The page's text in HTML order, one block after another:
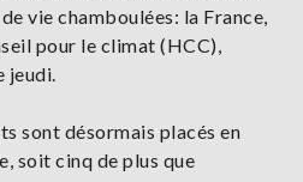
vie chamboulées: la France,
pour le climat (HCC),
jeudi.
sont désormais placés en
soit cinq de plus que